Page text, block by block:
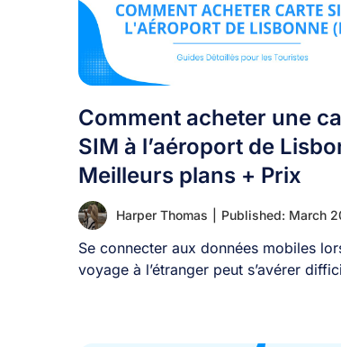
Comment acheter une
SIM à l’aéroport de
Meilleurs plans + Prix
Harper Thomas Published: March
Se connecter aux données mobiles
voyage à l’étranger peut s’avérer